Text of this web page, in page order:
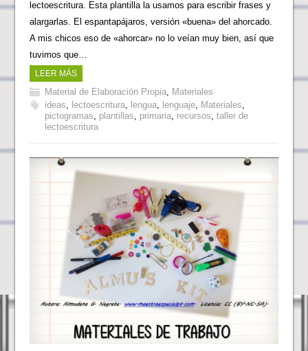
lectoescritura. Esta plantilla la usamos para escribir frases y
alargarlas. El espantapájaros, versión «buena» del ahorcado.
A mis chicos eso de «ahorcar» no lo veían muy bien, así que
tuvimos que…
LEER MÁS
Material de Elaboración Propia, Materiales
ideas, lectoescritura, lengua, lenguaje, Materiales,
pictogramas, plantillas, primaria, recursos, taller de
lectoescritura